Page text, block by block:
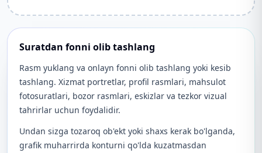
Suratdan fonni olib tashlang
Rasm yuklang va onlayn fonni olib tashlang yoki kesib
tashlang. Xizmat portretlar, profil rasmlari, mahsulot
fotosuratlari, bozor rasmlari, eskizlar va tezkor vizual
tahrirlar uchun foydalidir.
Undan sizga tozaroq ob'ekt yoki shaxs kerak bo'lganda,
grafik muharrirda konturni qo'lda kuzatmasdan